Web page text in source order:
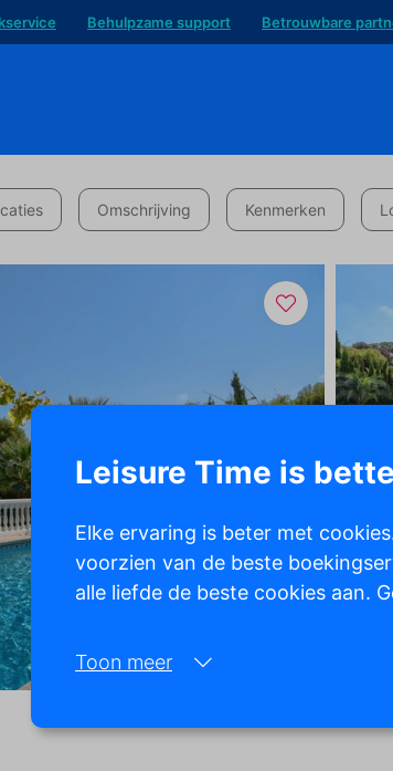
Behulpzame support Betrouwbare
Omschrijving Kenmerken
Leisure Time is
Elke ervaring is beter met
voorzien van de beste
alle liefde de beste cookies aan.
Toon meer
Noodzakelijk: